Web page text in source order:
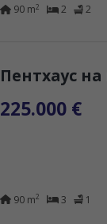
90 m2 2 2
Пентхаус
225.000 €
90 m2 3 1